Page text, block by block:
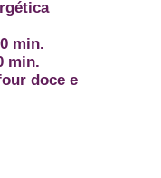
min.
min.
doce e